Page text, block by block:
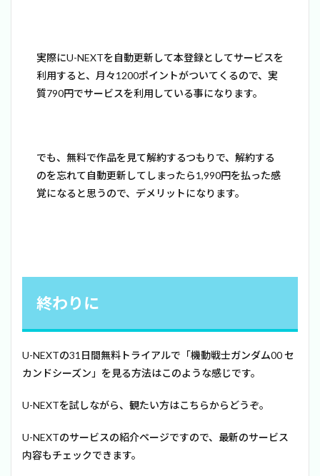
実際にU-NEXTを自動更新して本登録としてサービスを
利用すると、月々1200ポイントがついてくるので、実
質790円でサービスを利用している事になります。
でも、無料で作品を見て解約するつもりで、解約する
のを忘れて自動更新してしまったら1,990円を払った感
覚になると思うので、デメリットになります。
終わりに
U-NEXTの31日間無料トライアルで「機動戦士ガンダム00 セ
カンドシーズン」を見る方法はこのような感じです。
U-NEXTを試しながら、観たい方はこちらからどうぞ。
U-NEXTのサービスの紹介ページですので、最新のサービス
内容もチェックできます。